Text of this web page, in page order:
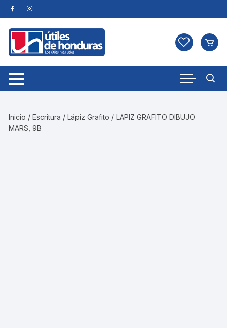
Skip
to
content
Inicio /Escritura /Lápiz Grafito / LAPIZ GRAFITO DIBUJO
MARS, 9B